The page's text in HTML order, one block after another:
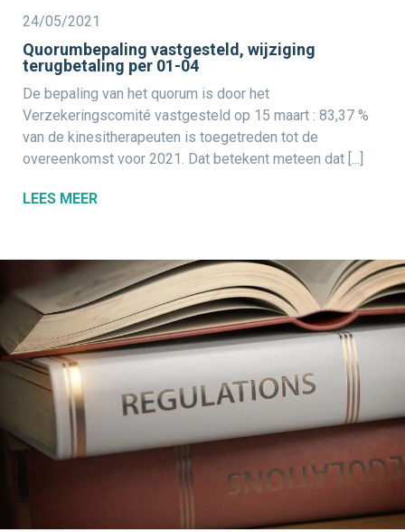
24/05/2021
Quorumbepaling vastgesteld, wijziging
terugbetaling per 01-04
De bepaling van het quorum is door het
Verzekeringscomité vastgesteld op 15 maart : 83,37 %
van de kinesitherapeuten is toegetreden tot de
overeenkomst voor 2021. Dat betekent meteen dat [...]
LEES MEER